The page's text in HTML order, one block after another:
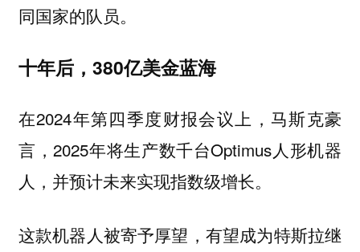
同国家的队员。
十年后，380亿美金蓝海
在2024年第四季度财报会议上，马斯克豪
言，2025年将生产数千台Optimus人形机器
人，并预计未来实现指数级增长。
这款机器人被寄予厚望，有望成为特斯拉继